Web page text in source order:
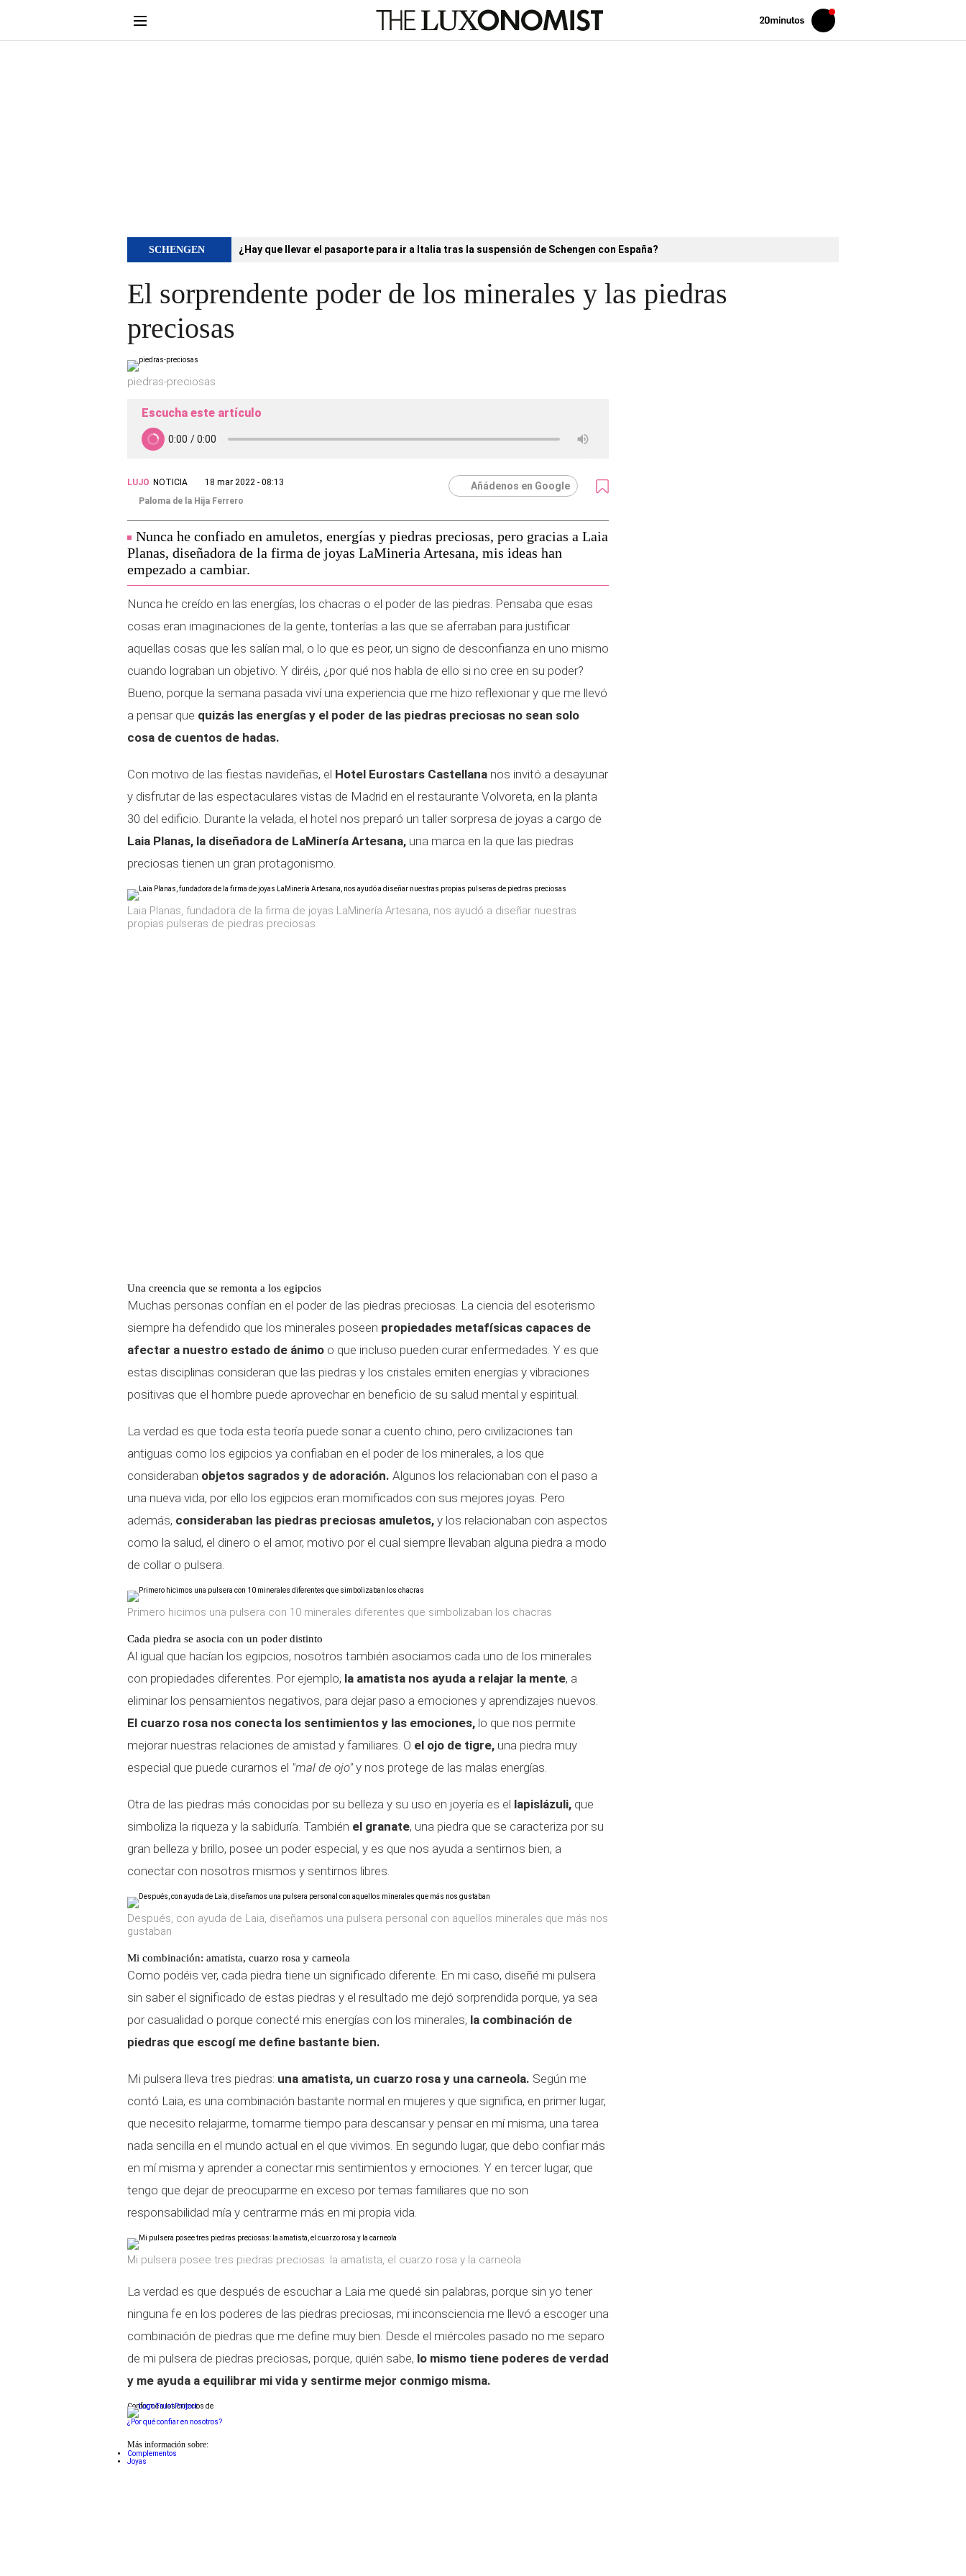
Volver
Iniciar
sesión
SCHENGEN ¿Hay que llevar el pasaporte para ir a Italia tras la suspensión de Schengen con España?
El sorprendente poder de los minerales y las piedras
preciosas
piedras-preciosas
Escucha este artículo
LUJO NOTICIA
18 mar 2022 - 08:13
Paloma de la Hija Ferrero
Añádenos en Google
Nunca he confiado en amuletos, energías y piedras preciosas, pero gracias a Laia
Planas, diseñadora de la firma de joyas LaMineria Artesana, mis ideas han
empezado a cambiar.
Nunca he creído en las energías, los chacras o el poder de las piedras. Pensaba que esas
cosas eran imaginaciones de la gente, tonterías a las que se aferraban para justificar
aquellas cosas que les salían mal, o lo que es peor, un signo de desconfianza en uno mismo
cuando lograban un objetivo. Y diréis, ¿por qué nos habla de ello si no cree en su poder?
Bueno, porque la semana pasada viví una experiencia que me hizo reflexionar y que me llevó
a pensar que quizás las energías y el poder de las piedras preciosas no sean solo
cosa de cuentos de hadas.
Con motivo de las fiestas navideñas, el Hotel Eurostars Castellana nos invitó a desayunar
y disfrutar de las espectaculares vistas de Madrid en el restaurante Volvoreta, en la planta
30 del edificio. Durante la velada, el hotel nos preparó un taller sorpresa de joyas a cargo de
Laia Planas, la diseñadora de LaMinería Artesana, una marca en la que las piedras
preciosas tienen un gran protagonismo.
Laia Planas, fundadora de la firma de joyas LaMinería Artesana, nos ayudó a diseñar nuestras
propias pulseras de piedras preciosas
Una creencia que se remonta a los egipcios
Muchas personas confían en el poder de las piedras preciosas. La ciencia del esoterismo
siempre ha defendido que los minerales poseen propiedades metafísicas capaces de
afectar a nuestro estado de ánimo o que incluso pueden curar enfermedades. Y es que
estas disciplinas consideran que las piedras y los cristales emiten energías y vibraciones
positivas que el hombre puede aprovechar en beneficio de su salud mental y espiritual.
La verdad es que toda esta teoría puede sonar a cuento chino, pero civilizaciones tan
antiguas como los egipcios ya confiaban en el poder de los minerales, a los que
consideraban objetos sagrados y de adoración. Algunos los relacionaban con el paso a
una nueva vida, por ello los egipcios eran momificados con sus mejores joyas. Pero
además, consideraban las piedras preciosas amuletos, y los relacionaban con aspectos
como la salud, el dinero o el amor, motivo por el cual siempre llevaban alguna piedra a modo
de collar o pulsera.
Primero hicimos una pulsera con 10 minerales diferentes que simbolizaban los chacras
Cada piedra se asocia con un poder distinto
Al igual que hacían los egipcios, nosotros también asociamos cada uno de los minerales
con propiedades diferentes. Por ejemplo, la amatista nos ayuda a relajar la mente, a
eliminar los pensamientos negativos, para dejar paso a emociones y aprendizajes nuevos.
El cuarzo rosa nos conecta los sentimientos y las emociones, lo que nos permite
mejorar nuestras relaciones de amistad y familiares. O el ojo de tigre, una piedra muy
especial que puede curarnos el "mal de ojo" y nos protege de las malas energías.
Otra de las piedras más conocidas por su belleza y su uso en joyería es el lapislázuli, que
simboliza la riqueza y la sabiduría. También el granate, una piedra que se caracteriza por su
gran belleza y brillo, posee un poder especial, y es que nos ayuda a sentirnos bien, a
conectar con nosotros mismos y sentirnos libres.
Después, con ayuda de Laia, diseñamos una pulsera personal con aquellos minerales que más nos
gustaban
Mi combinación: amatista, cuarzo rosa y carneola
Como podéis ver, cada piedra tiene un significado diferente. En mi caso, diseñé mi pulsera
sin saber el significado de estas piedras y el resultado me dejó sorprendida porque, ya sea
por casualidad o porque conecté mis energías con los minerales, la combinación de
piedras que escogí me define bastante bien.
Mi pulsera lleva tres piedras: una amatista, un cuarzo rosa y una carneola. Según me
contó Laia, es una combinación bastante normal en mujeres y que significa, en primer lugar,
que necesito relajarme, tomarme tiempo para descansar y pensar en mí misma, una tarea
nada sencilla en el mundo actual en el que vivimos. En segundo lugar, que debo confiar más
en mí misma y aprender a conectar mis sentimientos y emociones. Y en tercer lugar, que
tengo que dejar de preocuparme en exceso por temas familiares que no son
responsabilidad mía y centrarme más en mi propia vida.
Mi pulsera posee tres piedras preciosas: la amatista, el cuarzo rosa y la carneola
La verdad es que después de escuchar a Laia me quedé sin palabras, porque sin yo tener
ninguna fe en los poderes de las piedras preciosas, mi inconsciencia me llevó a escoger una
combinación de piedras que me define muy bien. Desde el miércoles pasado no me separo
de mi pulsera de piedras preciosas, porque, quién sabe, lo mismo tiene poderes de verdad
y me ayuda a equilibrar mi vida y sentirme mejor conmigo misma.
Conforme a los criterios de
¿Por qué confiar en nosotros?
Más información sobre:
Complementos
Joyas